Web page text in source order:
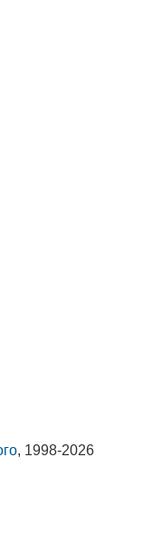
, 1998-2026